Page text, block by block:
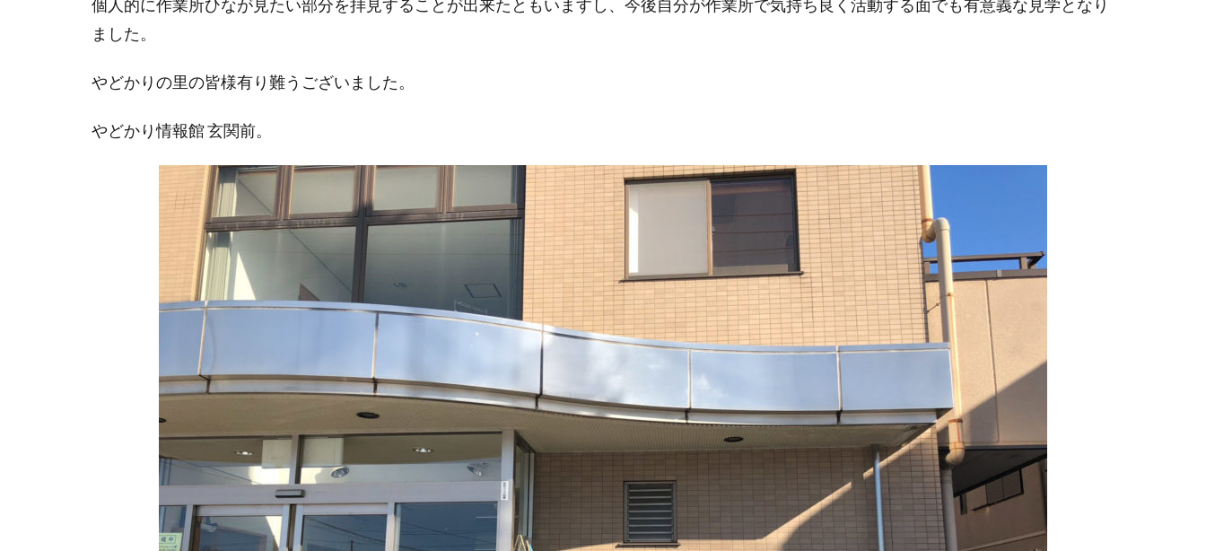
個人的に作業所ひなが見たい部分を拝見することが出来たともいますし、今後自分が作業所で気持ち良く活動する面でも有意義な見学となり
ました。
やどかりの里の皆様有り難うございました。
やどかり情報館 玄関前。